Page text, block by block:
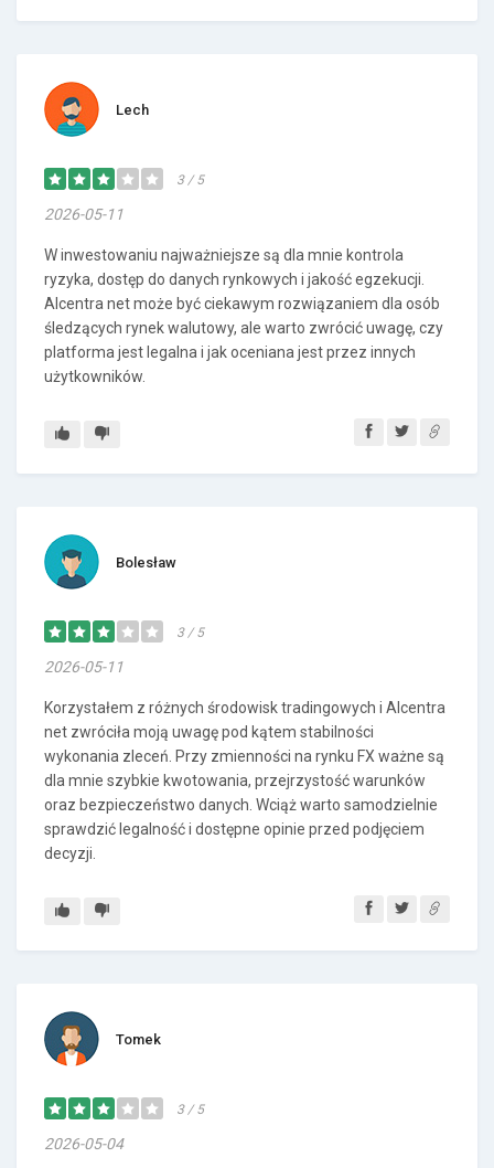
Lech
3 / 5
2026-05-11
W inwestowaniu najważniejsze są dla mnie kontrola
ryzyka, dostęp do danych rynkowych i jakość egzekucji.
Alcentra net może być ciekawym rozwiązaniem dla osób
śledzących rynek walutowy, ale warto zwrócić uwagę, czy
platforma jest legalna i jak oceniana jest przez innych
użytkowników.
Bolesław
3 / 5
2026-05-11
Korzystałem z różnych środowisk tradingowych i Alcentra
net zwróciła moją uwagę pod kątem stabilności
wykonania zleceń. Przy zmienności na rynku FX ważne są
dla mnie szybkie kwotowania, przejrzystość warunków
oraz bezpieczeństwo danych. Wciąż warto samodzielnie
sprawdzić legalność i dostępne opinie przed podjęciem
decyzji.
Tomek
3 / 5
2026-05-04